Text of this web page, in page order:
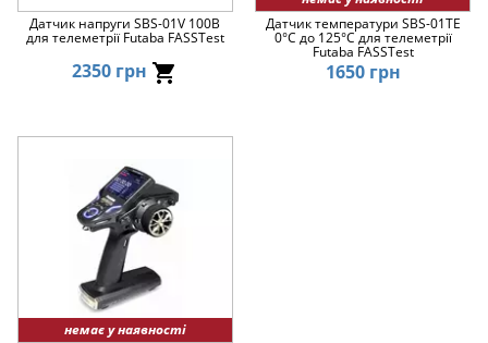
Датчик напруги SBS-01V 100В
для телеметрії Futaba FASSTest
2350 грн
Датчик температури SBS-01TE
0°C до 125°C для телеметрії
Futaba FASSTest
1650 грн
немає у наявності